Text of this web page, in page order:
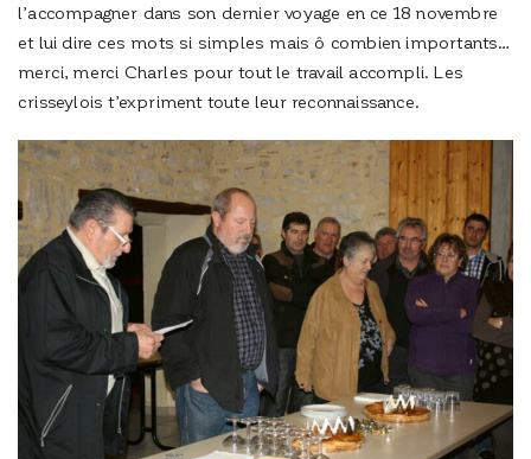
l’accompagner dans son dernier voyage en ce 18 novembre
et lui dire ces mots si simples mais ô combien importants…
merci, merci Charles pour tout le travail accompli. Les
crisseylois t’expriment toute leur reconnaissance.